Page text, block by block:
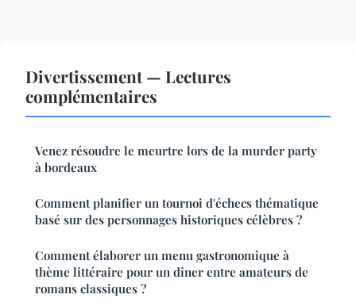
Divertissement — Lectures
complémentaires
Venez résoudre le meurtre lors de la murder party
à bordeaux
Comment planifier un tournoi d'échecs thématique
basé sur des personnages historiques célèbres ?
Comment élaborer un menu gastronomique à
thème littéraire pour un dîner entre amateurs de
romans classiques ?